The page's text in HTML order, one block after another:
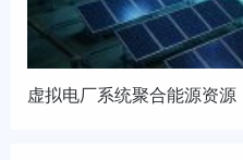
虚拟电厂系统聚合能源资